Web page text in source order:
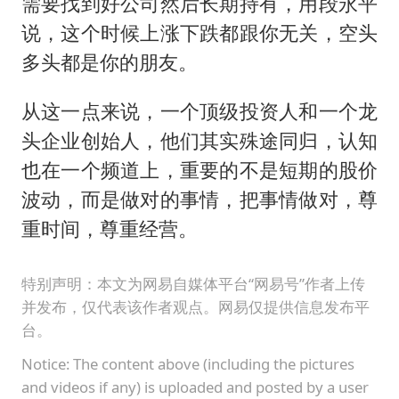
说，这个时候上涨下跌都跟你无关，空头
多头都是你的朋友。
从这一点来说，一个顶级投资人和一个龙
头企业创始人，他们其实殊途同归，认知
也在一个频道上，重要的不是短期的股价
波动，而是做对的事情，把事情做对，尊
重时间，尊重经营。
特别声明：本文为网易自媒体平台“网易号”作者上传
并发布，仅代表该作者观点。网易仅提供信息发布平
台。
Notice: The content above (including the pictures
and videos if any) is uploaded and posted by a user